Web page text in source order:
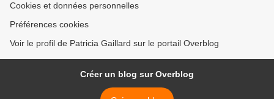
Cookies et données personnelles
Préférences cookies
Voir le profil de Patricia Gaillard sur le portail Overblog
Créer un blog sur Overblog